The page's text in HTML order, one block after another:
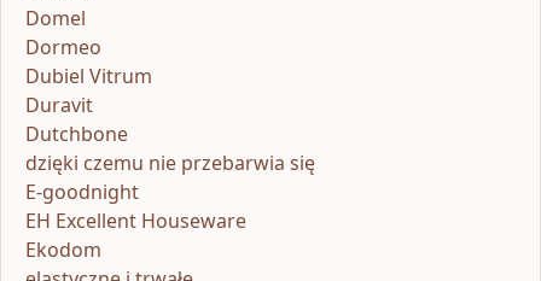
Domel
Dormeo
Dubiel Vitrum
Duravit
Dutchbone
dzięki czemu nie przebarwia się
E-goodnight
EH Excellent Houseware
Ekodom